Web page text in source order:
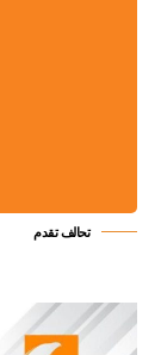
تحالف تقدم